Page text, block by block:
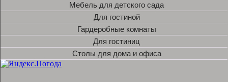
Мебель для детского сада
Для гостиной
Гардеробные комнаты
Для гостиниц
Столы для дома и офиса